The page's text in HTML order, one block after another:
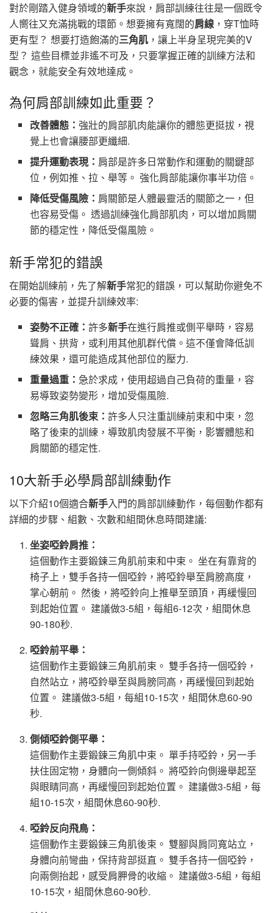
對於剛踏入健身領域的新手來說，肩部訓練往往是一個既令
人嚮往又充滿挑戰的環節。想要擁有寬闊的肩線 ，穿T恤時
更有型？ 想要打造飽滿的三角肌 ，讓上半身呈現完美的V
型？ 這些目標並非遙不可及，只要掌握正確的訓練方法和
觀念，就能安全有效地達成。
為何肩部訓練如此重要？
改善體態：強壯的肩部肌肉能讓你的體態更挺拔，視
覺上也會讓腰部更纖細.
提升運動表現： 肩部是許多日常動作和運動的關鍵部
位，例如推、拉、舉等。 強化肩部能讓你事半功倍。
降低受傷風險： 肩關節是人體最靈活的關節之一，但
也容易受傷。 透過訓練強化肩部肌肉，可以增加肩關
節的穩定性，降低受傷風險。
新手常犯的錯誤
在開始訓練前，先了解新手常犯的錯誤，可以幫助你避免不
必要的傷害，並提升訓練效率:
姿勢不正確：許多新手在進行肩推或側平舉時，容易
聳肩、拱背，或利用其他肌群代償。這不僅會降低訓
練效果，還可能造成其他部位的壓力.
重量過重：急於求成，使用超過自己負荷的重量，容
易導致姿勢變形，增加受傷風險.
忽略三角肌後束：許多人只注重訓練前束和中束，忽
略了後束的訓練，導致肌肉發展不平衡，影響體態和
肩關節的穩定性.
10大新手必學肩部訓練動作
以下介紹10個適合新手入門的肩部訓練動作，每個動作都有
詳細的步驟、組數、次數和組間休息時間建議:
坐姿啞鈴肩推：
這個動作主要鍛鍊三角肌前束和中束。 坐在有靠背的
椅子上，雙手各持一個啞鈴，將啞鈴舉至肩膀高度，
掌心朝前。 然後，將啞鈴向上推舉至頭頂，再緩慢回
到起始位置。 建議做3-5組，每組6-12次，組間休息
90-180秒.
啞鈴前平舉：
這個動作主要鍛鍊三角肌前束。 雙手各持一個啞鈴，
自然站立，將啞鈴舉至與肩膀同高，再緩慢回到起始
位置。 建議做3-5組，每組10-15次，組間休息60-90
秒.
側傾啞鈴側平舉：
這個動作主要鍛鍊三角肌中束。 單手持啞鈴，另一手
扶住固定物，身體向一側傾斜。 將啞鈴向側邊舉起至
與眼睛同高，再緩慢回到起始位置。 建議做3-5組，每
組10-15次，組間休息60-90秒.
啞鈴反向飛鳥：
這個動作主要鍛鍊三角肌後束。 雙腳與肩同寬站立，
身體向前彎曲，保持背部挺直。 雙手各持一個啞鈴，
向兩側抬起，感受肩胛骨的收縮。 建議做3-5組，每組
10-15次，組間休息60-90秒.